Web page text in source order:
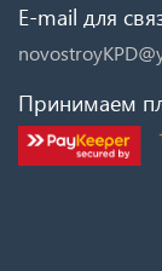
E-mail для
Принимаем